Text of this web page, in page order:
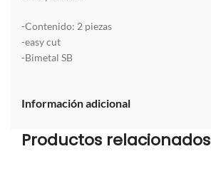
-Contenido: 2 piezas
-easy cut
-Bimetal SB
Información adicional
Productos relacionados